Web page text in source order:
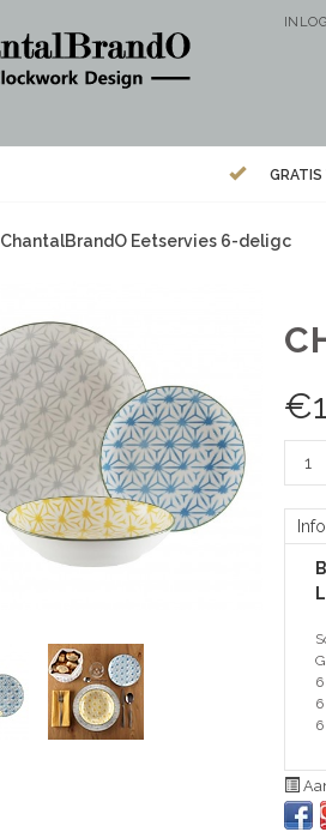
GRATIS
ChantalBrandO Eetservies 6-deligc
€